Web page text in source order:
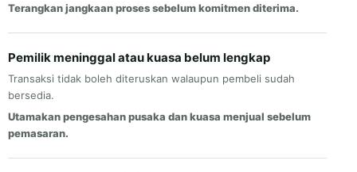
Terangkan jangkaan proses sebelum komitmen diterima.
Pemilik meninggal atau kuasa belum lengkap
Transaksi tidak boleh diteruskan walaupun pembeli sudah
bersedia.
Utamakan pengesahan pusaka dan kuasa menjual sebelum
pemasaran.